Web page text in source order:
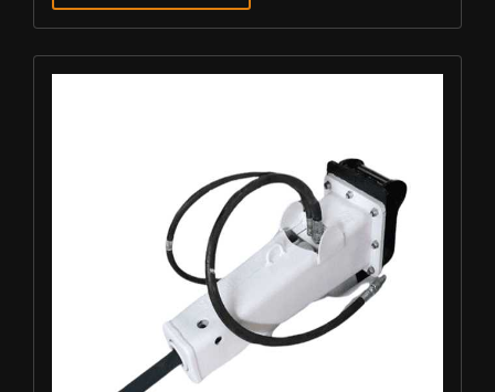
Louer BRH - Furukawa F3